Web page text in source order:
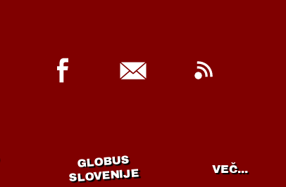
GLOBUS
SLOVENIJE VEČ...